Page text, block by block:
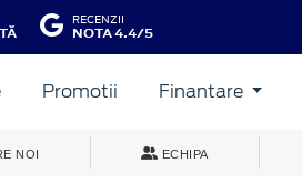
RECENZII
NOTA 4.4/5
Promotii Finantare
NOI ECHIPA